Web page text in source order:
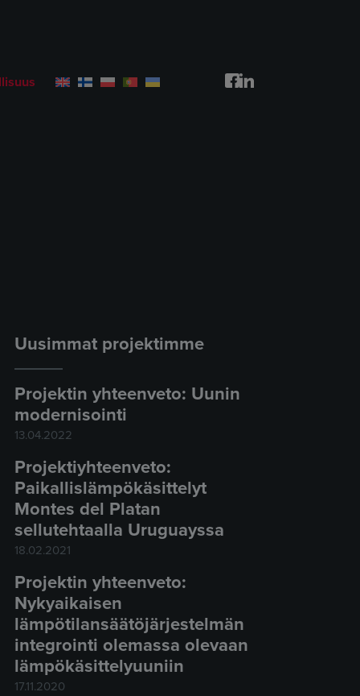
Uusimmat projektimme
Projektin yhteenveto: Uunin
modernisointi
13.04.2022
Projektiyhteenveto:
Paikallislämpökäsittelyt
Montes del Platan
sellutehtaalla Uruguayssa
18.02.2021
Projektin yhteenveto:
Nykyaikaisen
lämpötilansäätöjärjestelmän
integrointi olemassa olevaan
lämpökäsittelyuuniin
17.11.2020